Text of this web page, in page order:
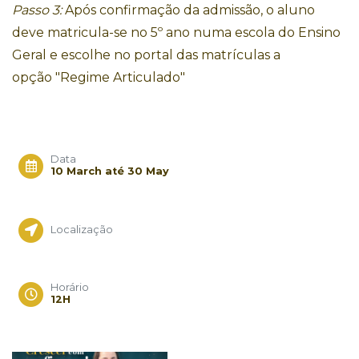
Passo 3:Após confirmação da admissão, o aluno
deve matricula-se no 5º ano numa escola do Ensino
Geral e escolhe no portal das matrículas a
opção "Regime Articulado"
Data
10 March até 30 May
Localização
Horário
12H